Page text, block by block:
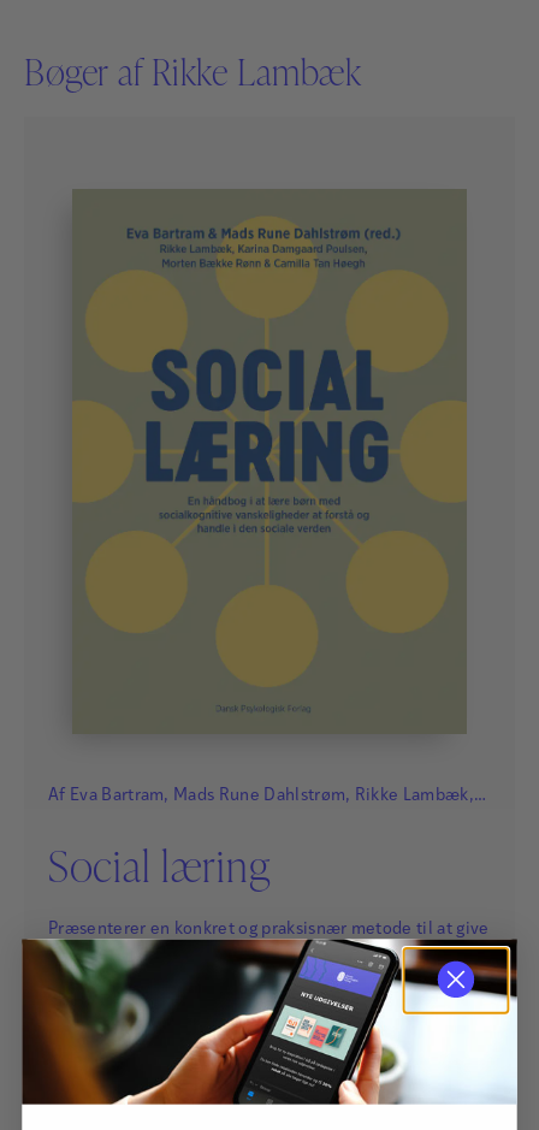
Bøger af Rikke Lambæk
Af Eva Bartram, Mads Rune Dahlstrøm, Rikke Lambæk,
Camilla Tan Høegh
Social læring
Præsenterer en konkret og praksisnær metode til at give
de professionelle i skoleverdenen retning og systematik
i mødet med børn med socialkognitive vanskeligheder.
Social Læring-metoden udspringer af forfatternes
mangeårige arbejde i Nest programmet.
320,00kr.